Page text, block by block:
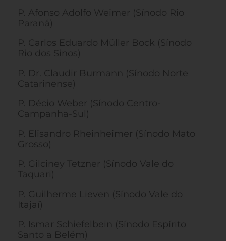
P. Afonso Adolfo Weimer (Sínodo Rio
Paraná)
P. Carlos Eduardo Müller Bock (Sínodo
Rio dos Sinos)
P. Dr. Claudir Burmann (Sínodo Norte
Catarinense)
P. Décio Weber (Sínodo Centro-
Campanha-Sul)
P. Elisandro Rheinheimer (Sínodo Mato
Grosso)
P. Gilciney Tetzner (Sínodo Vale do
Taquari)
P. Guilherme Lieven (Sínodo Vale do
Itajaí)
P. Ismar Schiefelbein (Sínodo Espírito
Santo a Belém)